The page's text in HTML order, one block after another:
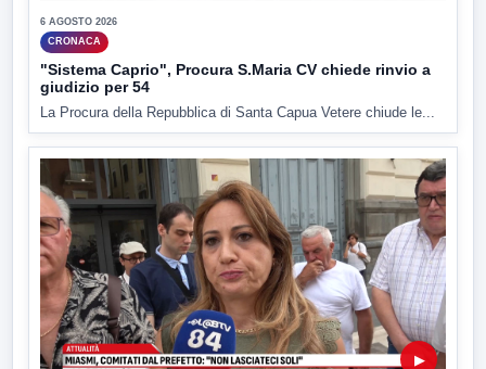
6 AGOSTO 2026
CRONACA
"Sistema Caprio", Procura S.Maria CV chiede rinvio a
giudizio per 54
La Procura della Repubblica di Santa Capua Vetere chiude le...
▶